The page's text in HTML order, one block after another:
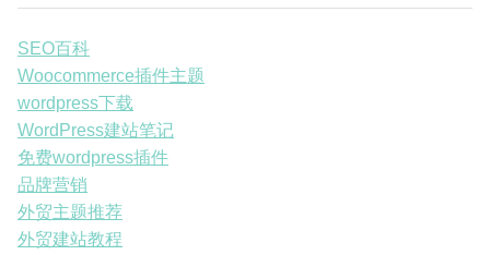
SEO百科
Woocommerce插件主题
wordpress下载
WordPress建站笔记
免费wordpress插件
品牌营销
外贸主题推荐
外贸建站教程